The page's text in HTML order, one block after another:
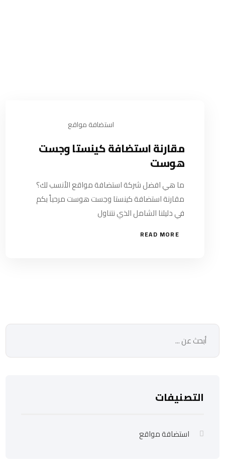
استضافة مواقع
مقارنة استضافة كينستا وجست
هوست
ما هي افضل شركة استضافة مواقع الأنسب لك؟
مقارنة استضافة كينستا وجست هوست مرحباً بكم
في دليلنا الشامل الذي نتناول
READ MORE
التصنيفات
استضافة مواقع